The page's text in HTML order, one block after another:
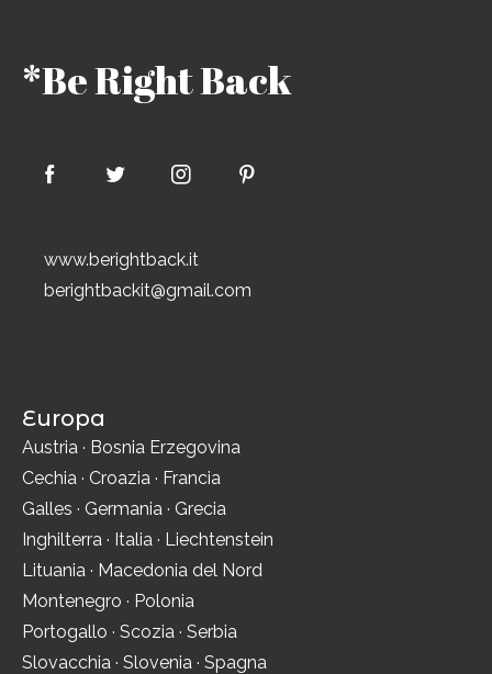
*Be Right Back
www.berightback.it
berightbackit@gmail.com
Europa
Austria · Bosnia Erzegovina
Cechia · Croazia · Francia
Galles · Germania · Grecia
Inghilterra · Italia · Liechtenstein
Lituania · Macedonia del Nord
Montenegro · Polonia
Portogallo · Scozia · Serbia
Slovacchia · Slovenia · Spagna